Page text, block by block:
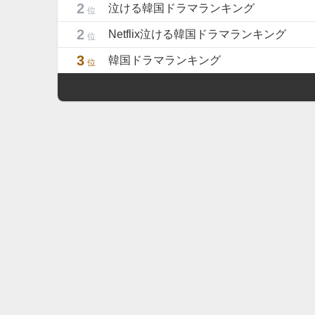
2 位 泣ける韓国ドラマランキング
2 位 Netflix泣ける韓国ドラマランキング
3 位 韓国ドラマランキング